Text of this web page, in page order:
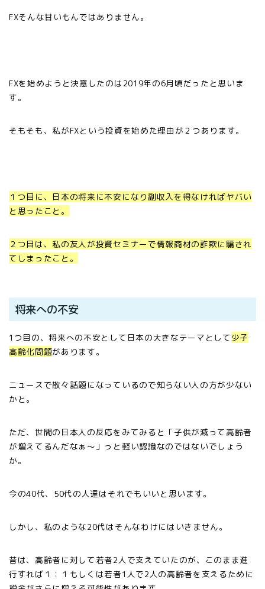
FXそんな甘いもんではありません。
FXを始めようと決意したのは 2019年の6月頃だったと思いま
す。
そもそも、私がFXという投資を始めた理由が２つあります。
１ つ目に、日本の将来に不安になり副収入を得なければヤバい
と思ったこと。
２ つ目は、私の友人が投資セミナーで情報商材の詐欺に騙され
てしまったこと。
将来への不安
1つ目の、将来への不安として日本の大きなテーマとして 少子
高齢化問題があります。
ニュースで散々話題になっているので知らない人の方が少ない
かと。
ただ、世間の日本人の反応をみてみると「子供が減って高齢者
が増えてるんだなぁ〜」っと軽い認識なのではないでしょう
か。
今の40代、50代の人達はそれでもいいと思います。
しかし、私のような20代はそんなわけにはいきません。
昔は、高齢者に対して若者2人で支えていたのが、このまま進
行すれば１：１もしくは若者1人で2人の高齢者を支えるために